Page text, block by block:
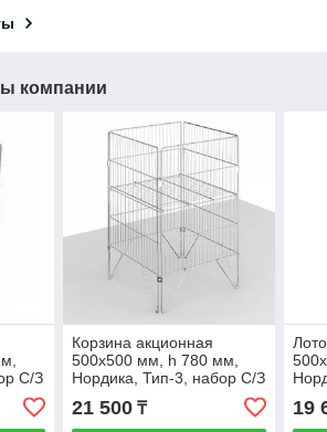
компании
С/З
Корзина акционная
500х500 мм, h 780 мм,
Нордика, Тип-3, набор С/З
21 500₸
гл.)
19